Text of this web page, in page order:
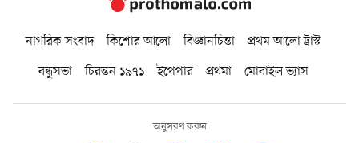
নাগরিক সংবাদ কিশোর আলো বিজ্ঞানচিন্তা
প্রথম আলো ট্রাস্ট
বন্ধুসভা
চিরন্তন ১৯৭১ ইপেপার প্রথমা মোবাইল ভ্যাস
অনুসরণ করুন